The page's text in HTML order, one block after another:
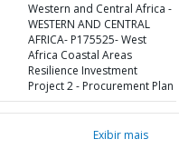
Western and Central Africa -
WESTERN AND CENTRAL
AFRICA- P175525- West
Africa Coastal Areas
Resilience Investment
Project 2 - Procurement Plan
Exibir mais